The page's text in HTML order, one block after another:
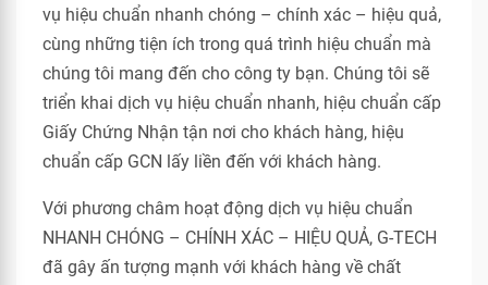
vụ hiệu chuẩn nhanh chóng – chính xác – hiệu quả,
cùng những tiện ích trong quá trình hiệu chuẩn mà
chúng tôi mang đến cho công ty bạn. Chúng tôi sẽ
triển khai dịch vụ hiệu chuẩn nhanh, hiệu chuẩn cấp
Giấy Chứng Nhận tận nơi cho khách hàng, hiệu
chuẩn cấp GCN lấy liền đến với khách hàng.
Với phương châm hoạt động dịch vụ hiệu chuẩn
NHANH CHÓNG – CHÍNH XÁC – HIỆU QUẢ, G-TECH
đã gây ấn tượng mạnh với khách hàng về chất